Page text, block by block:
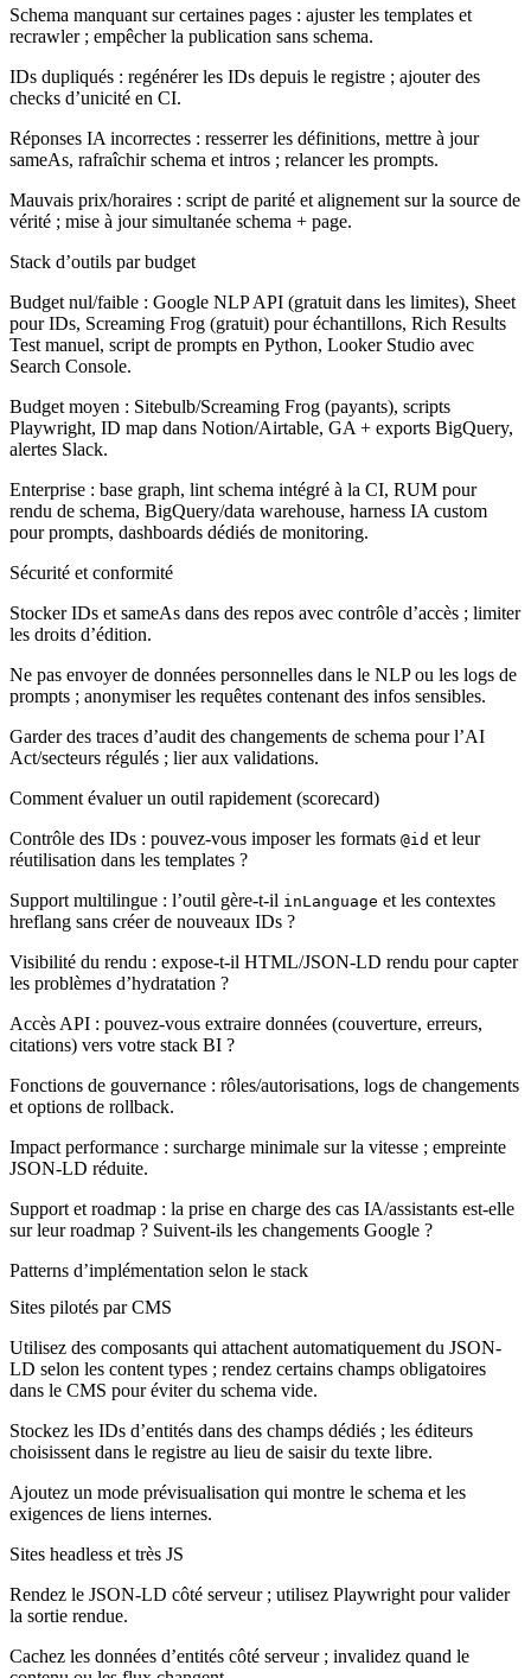
Schema manquant sur certaines pages : ajuster les templates et
recrawler ; empêcher la publication sans schema.
IDs dupliqués : regénérer les IDs depuis le registre ; ajouter des
checks d’unicité en CI.
Réponses IA incorrectes : resserrer les définitions, mettre à jour
sameAs, rafraîchir schema et intros ; relancer les prompts.
Mauvais prix/horaires : script de parité et alignement sur la source de
vérité ; mise à jour simultanée schema + page.
Stack d’outils par budget
Budget nul/faible : Google NLP API (gratuit dans les limites), Sheet
pour IDs, Screaming Frog (gratuit) pour échantillons, Rich Results
Test manuel, script de prompts en Python, Looker Studio avec
Search Console.
Budget moyen : Sitebulb/Screaming Frog (payants), scripts
Playwright, ID map dans Notion/Airtable, GA + exports BigQuery,
alertes Slack.
Enterprise : base graph, lint schema intégré à la CI, RUM pour
rendu de schema, BigQuery/data warehouse, harness IA custom
pour prompts, dashboards dédiés de monitoring.
Sécurité et conformité
Stocker IDs et sameAs dans des repos avec contrôle d’accès ; limiter
les droits d’édition.
Ne pas envoyer de données personnelles dans le NLP ou les logs de
prompts ; anonymiser les requêtes contenant des infos sensibles.
Garder des traces d’audit des changements de schema pour l’AI
Act/secteurs régulés ; lier aux validations.
Comment évaluer un outil rapidement (scorecard)
Contrôle des IDs : pouvez-vous imposer les formats @id et leur
réutilisation dans les templates ?
Support multilingue : l’outil gère-t-il inLanguage et les contextes
hreflang sans créer de nouveaux IDs ?
Visibilité du rendu : expose-t-il HTML/JSON-LD rendu pour capter
les problèmes d’hydratation ?
Accès API : pouvez-vous extraire données (couverture, erreurs,
citations) vers votre stack BI ?
Fonctions de gouvernance : rôles/autorisations, logs de changements
et options de rollback.
Impact performance : surcharge minimale sur la vitesse ; empreinte
JSON-LD réduite.
Support et roadmap : la prise en charge des cas IA/assistants est-elle
sur leur roadmap ? Suivent-ils les changements Google ?
Patterns d’implémentation selon le stack
Sites pilotés par CMS
Utilisez des composants qui attachent automatiquement du JSON-
LD selon les content types ; rendez certains champs obligatoires
dans le CMS pour éviter du schema vide.
Stockez les IDs d’entités dans des champs dédiés ; les éditeurs
choisissent dans le registre au lieu de saisir du texte libre.
Ajoutez un mode prévisualisation qui montre le schema et les
exigences de liens internes.
Sites headless et très JS
Rendez le JSON-LD côté serveur ; utilisez Playwright pour valider
la sortie rendue.
Cachez les données d’entités côté serveur ; invalidez quand le